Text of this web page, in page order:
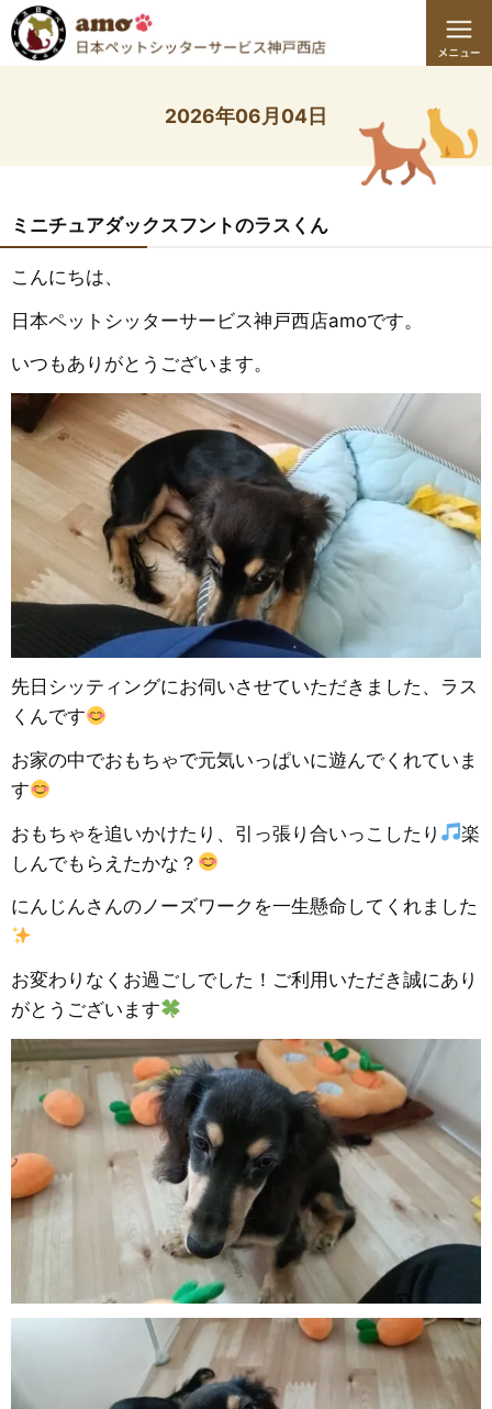
2026年06月04日
ミニチュアダックスフントのラスくん
こんにちは、
日本ペットシッターサービス神戸西店amoです。
いつもありがとうございます。
先日シッティングにお伺いさせていただきました、ラス
くんです
お家の中でおもちゃで元気いっぱいに遊んでくれていま
す
おもちゃを追いかけたり、引っ張り合いっこしたり
楽
しんでもらえたかな？
にんじんさんのノーズワークを一生懸命してくれました
お変わりなくお過ごしでした！ご利用いただき誠にあり
がとうございます